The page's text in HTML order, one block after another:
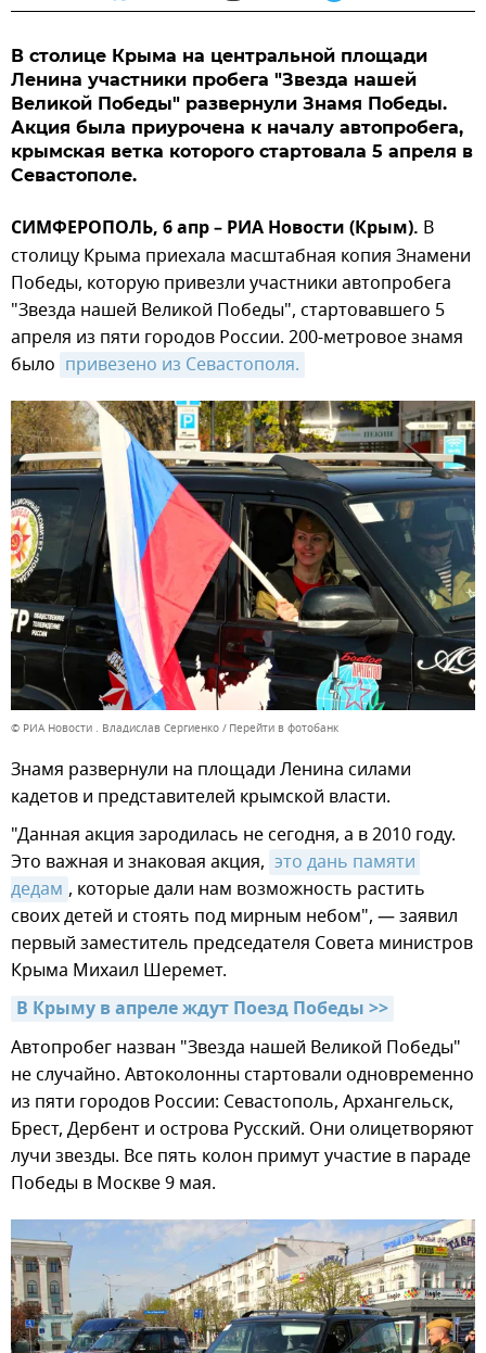
В столице Крыма на центральной площади
Ленина участники пробега "Звезда нашей
Великой Победы" развернули Знамя Победы.
Акция была приурочена к началу автопробега,
крымская ветка которого стартовала 5 апреля в
Севастополе.
СИМФЕРОПОЛЬ, 6 апр – РИА Новости (Крым). В
столицу Крыма приехала масштабная копия Знамени
Победы, которую привезли участники автопробега
"Звезда нашей Великой Победы", стартовавшего 5
апреля из пяти городов России. 200-метровое знамя
было привезено из Севастополя.
© РИА Новости . Владислав Сергиенко Перейти в фотобанк
Знамя развернули на площади Ленина силами
кадетов и представителей крымской власти.
"Данная акция зародилась не сегодня, а в 2010 году.
Это важная и знаковая акция, это дань памяти
дедам , которые дали нам возможность растить
своих детей и стоять под мирным небом", — заявил
первый заместитель председателя Совета министров
Крыма Михаил Шеремет.
В Крыму в апреле ждут Поезд Победы >>
Автопробег назван "Звезда нашей Великой Победы"
не случайно. Автоколонны стартовали одновременно
из пяти городов России: Севастополь, Архангельск,
Брест, Дербент и острова Русский. Они олицетворяют
лучи звезды. Все пять колон примут участие в параде
Победы в Москве 9 мая.